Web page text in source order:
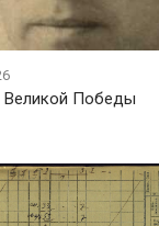
Победы